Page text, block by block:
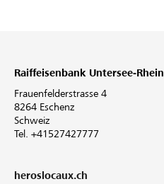
Raiffeisenbank Untersee-Rhein
Frauenfelderstrasse 4
8264 Eschenz
Schweiz
Tel. +41527427777
heroslocaux.ch